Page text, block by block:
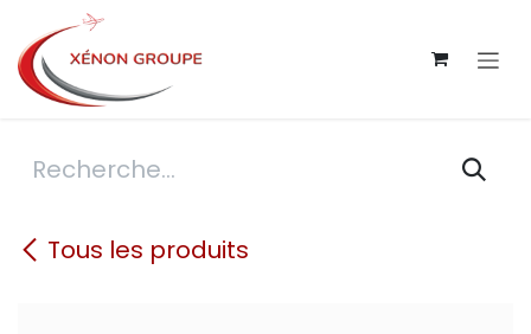
Se rendre au contenu
Tous les produits